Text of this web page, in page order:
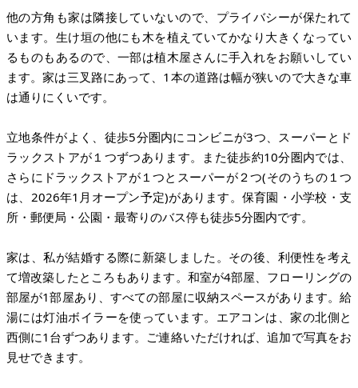
他の方角も家は隣接していないので、プライバシーが保たれて
います。生け垣の他にも木を植えていてかなり大きくなってい
るものもあるので、一部は植木屋さんに手入れをお願いしてい
ます。家は三叉路にあって、1本の道路は幅が狭いので大きな車
は通りにくいです。
立地条件がよく、徒歩5分圏内にコンビニが3つ、スーパーとド
ラックストアが１つずつあります。また徒歩約10分圏内では、
さらにドラックストアが１つとスーパーが２つ(そのうちの１つ
は、2026年1月オープン予定)があります。保育園・小学校・支
所・郵便局・公園・最寄りのバス停も徒歩5分圏内です。
家は、私が結婚する際に新築しました。その後、利便性を考え
て増改築したところもあります。和室が4部屋、フローリングの
部屋が1部屋あり、すべての部屋に収納スペースがあります。給
湯には灯油ボイラーを使っています。エアコンは、家の北側と
西側に1台ずつあります。ご連絡いただければ、追加で写真をお
見せできます。